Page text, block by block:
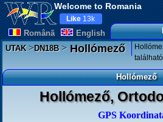
Welcome to Romania
Românã English
Like 13k
UTAK>DN18B>Hollómező
Hollómező
Hollómező,
GPS